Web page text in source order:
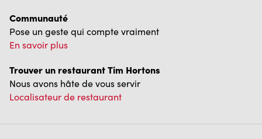
Communauté
Pose un geste qui compte vraiment
En savoir plus
Trouver un restaurant Tim Hortons
Nous avons hâte de vous servir
Localisateur de restaurant